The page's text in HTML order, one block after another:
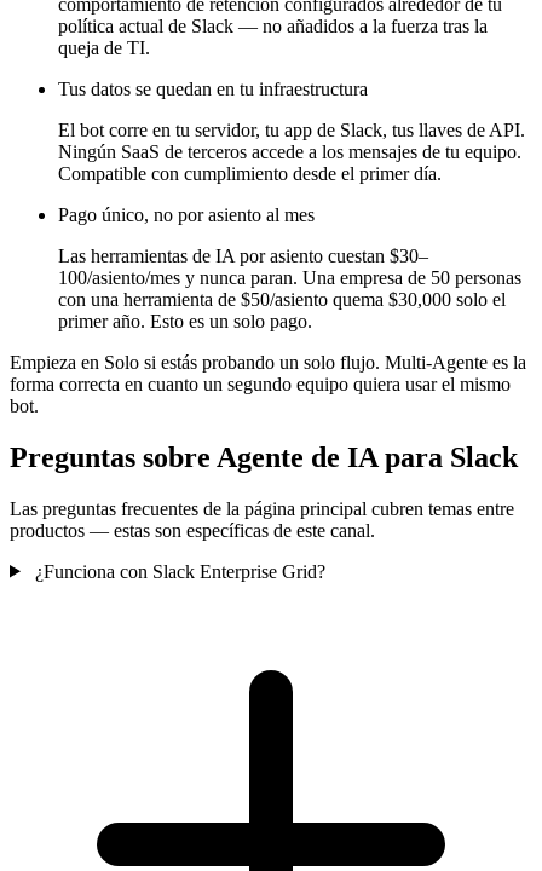
política actual de Slack — no añadidos a la fuerza tras la
queja de TI.
Tus datos se quedan en tu infraestructura
El bot corre en tu servidor, tu app de Slack, tus llaves de API.
Ningún SaaS de terceros accede a los mensajes de tu equipo.
Compatible con cumplimiento desde el primer día.
Pago único, no por asiento al mes
Las herramientas de IA por asiento cuestan $30–
100/asiento/mes y nunca paran. Una empresa de 50 personas
con una herramienta de $50/asiento quema $30,000 solo el
primer año. Esto es un solo pago.
Empieza en Solo si estás probando un solo flujo. Multi-Agente es la
forma correcta en cuanto un segundo equipo quiera usar el mismo
bot.
Preguntas sobre Agente de IA para Slack
Las preguntas frecuentes de la página principal cubren temas entre
productos — estas son específicas de este canal.
¿Funciona con Slack Enterprise Grid?